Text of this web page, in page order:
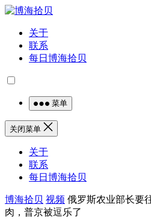
关于
联系
每日博海拾贝
菜单
关闭菜单
关于
联系
每日博海拾贝
博海拾贝 视频 俄罗斯农业部长要
肉，普京被逗乐了